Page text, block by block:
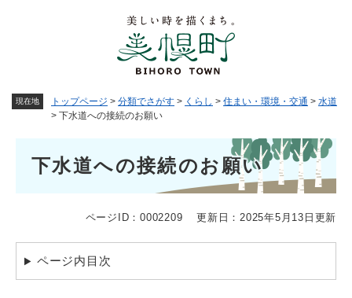
現在地 トップページ > 分類でさがす > くらし > 住まい・環境・交通 > 水道
> 下水道への接続のお願い
下水道への接続のお願い
ページID：0002209 更新日：2025年5月13日更新
ページ内目次